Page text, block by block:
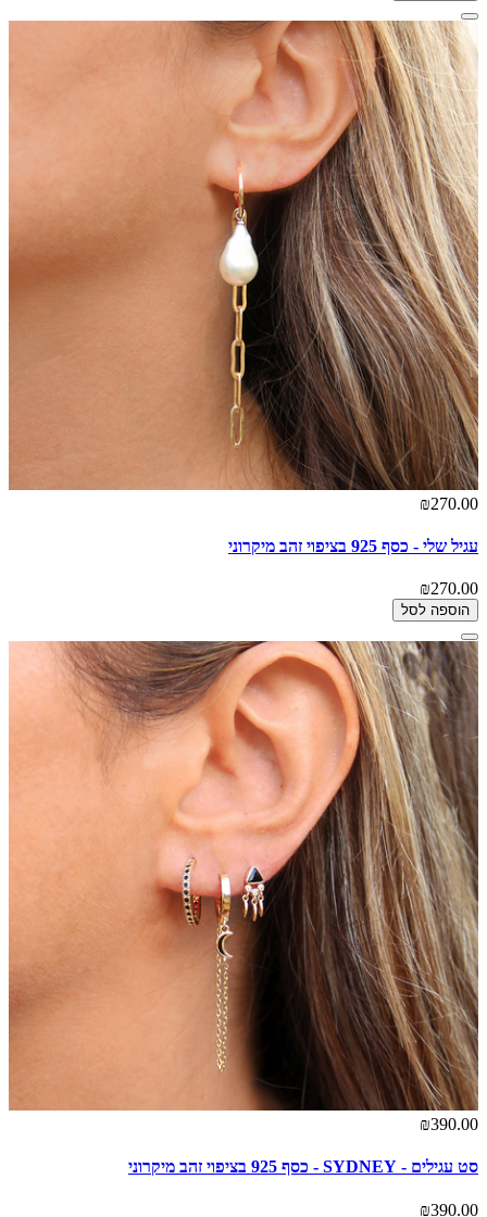
₪270.00
עגיל שלי - כסף 925 בציפוי זהב מיקרוני
₪270.00
הוספה לסל
₪390.00
סט עגילים - SYDNEY - כסף 925 בציפוי זהב מיקרוני
₪390.00